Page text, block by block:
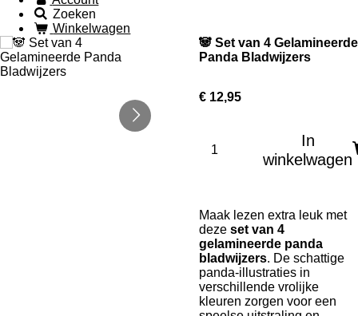
Zoeken
Winkelwagen
🐼 Set van 4 Gelamineerde
Panda Bladwijzers
€ 12,95
In
winkelwagen
Maak lezen extra leuk met
deze set van 4
gelamineerde panda
bladwijzers. De schattige
panda-illustraties in
verschillende vrolijke
kleuren zorgen voor een